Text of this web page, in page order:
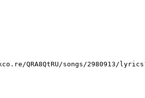
QRA8QtRU/songs/2980913/